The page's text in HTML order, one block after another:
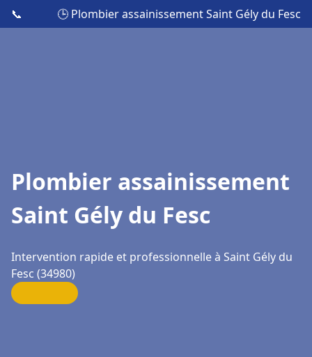
📞 🕒 Plombier assainissement Saint Gély du Fesc
Plombier assainissement
Saint Gély du Fesc
Intervention rapide et professionnelle à Saint Gély du
Fesc (34980)